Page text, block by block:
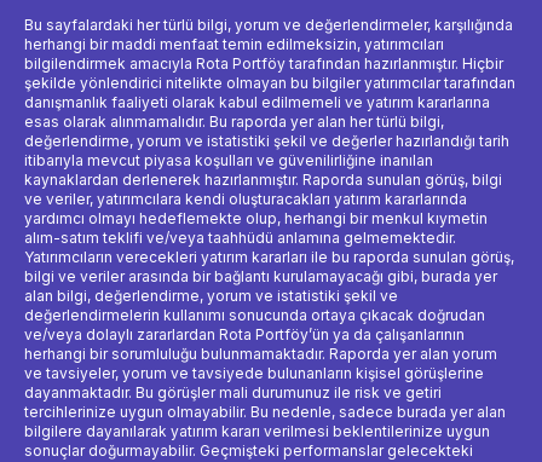
Bu sayfalardaki her türlü bilgi, yorum ve değerlendirmeler, karşılığında
herhangi bir maddi menfaat temin edilmeksizin, yatırımcıları
bilgilendirmek amacıyla Rota Portföy tarafından hazırlanmıştır. Hiçbir
şekilde yönlendirici nitelikte olmayan bu bilgiler yatırımcılar tarafından
danışmanlık faaliyeti olarak kabul edilmemeli ve yatırım kararlarına
esas olarak alınmamalıdır. Bu raporda yer alan her türlü bilgi,
değerlendirme, yorum ve istatistiki şekil ve değerler hazırlandığı tarih
itibarıyla mevcut piyasa koşulları ve güvenilirliğine inanılan
kaynaklardan derlenerek hazırlanmıştır. Raporda sunulan görüş, bilgi
ve veriler, yatırımcılara kendi oluşturacakları yatırım kararlarında
yardımcı olmayı hedeflemekte olup, herhangi bir menkul kıymetin
alım-satım teklifi ve/veya taahhüdü anlamına gelmemektedir.
Yatırımcıların verecekleri yatırım kararları ile bu raporda sunulan görüş,
bilgi ve veriler arasında bir bağlantı kurulamayacağı gibi, burada yer
alan bilgi, değerlendirme, yorum ve istatistiki şekil ve
değerlendirmelerin kullanımı sonucunda ortaya çıkacak doğrudan
ve/veya dolaylı zararlardan Rota Portföy’ün ya da çalışanlarının
herhangi bir sorumluluğu bulunmamaktadır. Raporda yer alan yorum
ve tavsiyeler, yorum ve tavsiyede bulunanların kişisel görüşlerine
dayanmaktadır. Bu görüşler mali durumunuz ile risk ve getiri
tercihlerinize uygun olmayabilir. Bu nedenle, sadece burada yer alan
bilgilere dayanılarak yatırım kararı verilmesi beklentilerinize uygun
sonuçlar doğurmayabilir. Geçmişteki performanslar gelecekteki